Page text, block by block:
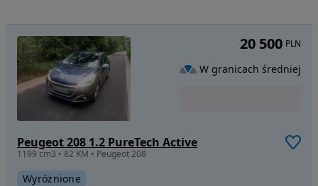
Peugeot 208 1.2 PureTech Active
1199 cm3 • 82 KM • Peugeot 208
Wyróżnione
20 500 PLN
W granicach średniej